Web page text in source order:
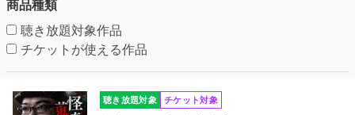
商品種類
聴き放題対象作品
チケットが使える作品
聴き放題対象 チケット対象